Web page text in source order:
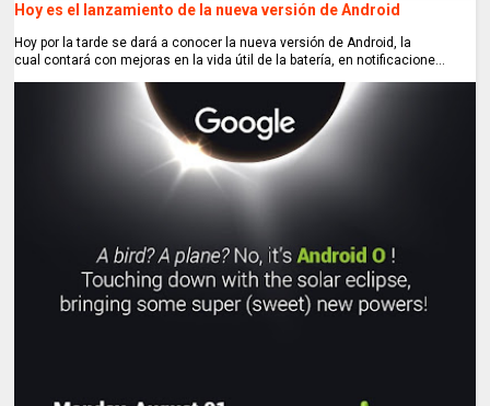
Hoy es el lanzamiento de la nueva versión de Android
Hoy por la tarde se dará a conocer la nueva versión de Android, la
cual contará con mejoras en la vida útil de la batería, en notificacione...